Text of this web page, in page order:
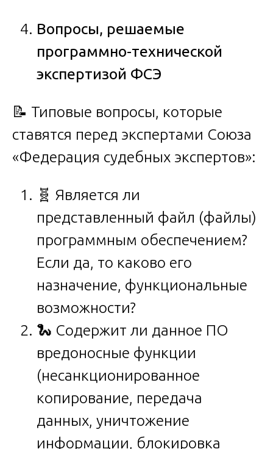
Вопросы, решаемые
программно-технической
экспертизой ФСЭ
📝 Типовые вопросы, которые
ставятся перед экспертами Союза
«Федерация судебных экспертов»:
🧬 Является ли
представленный файл (файлы)
программным обеспечением?
Если да, то каково его
назначение, функциональные
возможности?
🐍 Содержит ли данное ПО
вредоносные функции
(несанкционированное
копирование, передача
данных, уничтожение
информации, блокировка